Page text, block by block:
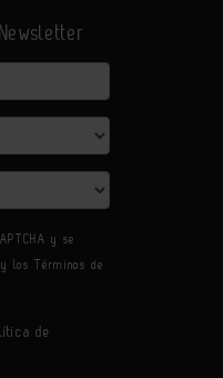
y se
y losTérminos de
de